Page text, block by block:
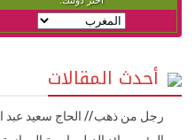
أحدث المقالات
رجل من ذهب // الحاج سعيد عبد